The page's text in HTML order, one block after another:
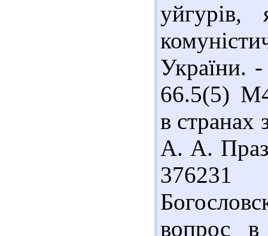
уйгурів,
України.
66.5(5)
в странах
А. А.
вопрос